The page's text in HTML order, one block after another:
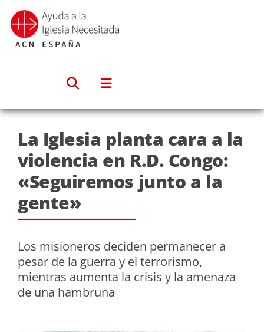
Saltar
contenido
La Iglesia planta cara a la
violencia en R.D. Congo:
«Seguiremos junto a la
gente»
Los misioneros deciden permanecer a
pesar de la guerra y el terrorismo,
mientras aumenta la crisis y la amenaza
de una hambruna